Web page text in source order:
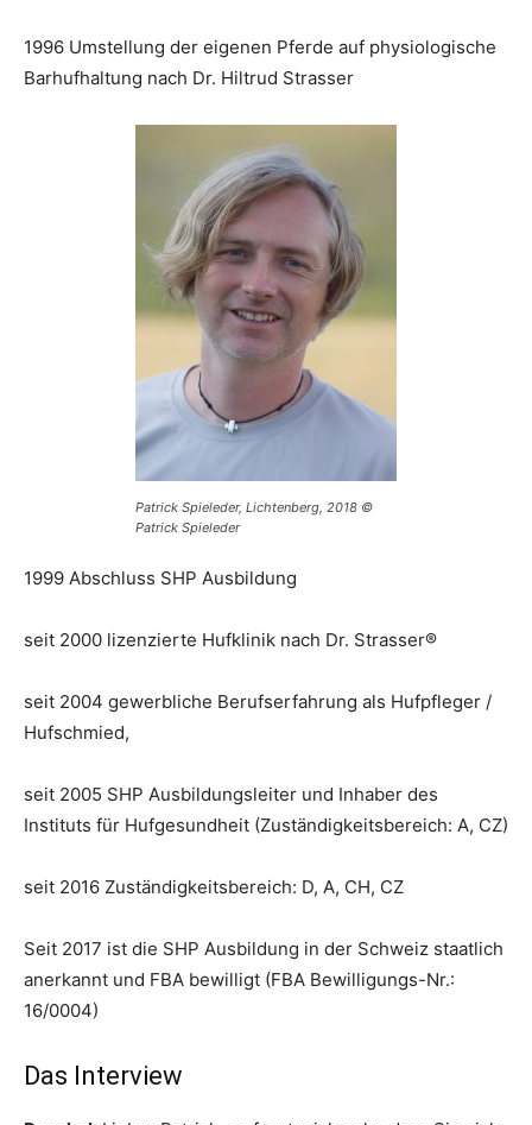
1996 Umstellung der eigenen Pferde auf physiologische
Barhufhaltung nach Dr. Hiltrud Strasser
Patrick Spieleder, Lichtenberg, 2018 ©
Patrick Spieleder
1999 Abschluss SHP Ausbildung
seit 2000 lizenzierte Hufklinik nach Dr. Strasser®
seit 2004 gewerbliche Berufserfahrung als Hufpfleger /
Hufschmied,
seit 2005 SHP Ausbildungsleiter und Inhaber des
Instituts für Hufgesundheit (Zuständigkeitsbereich: A, CZ)
seit 2016 Zuständigkeitsbereich: D, A, CH, CZ
Seit 2017 ist die SHP Ausbildung in der Schweiz staatlich
anerkannt und FBA bewilligt (FBA Bewilligungs-Nr.:
16/0004)
Das Interview